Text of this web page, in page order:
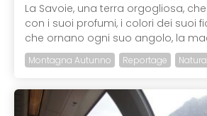
La Savoie, una terra orgogliosa,
con i suoi profumi, i colori dei suoi
che ornano ogni suo angolo, la
Montagna Autunno Reportage Natura